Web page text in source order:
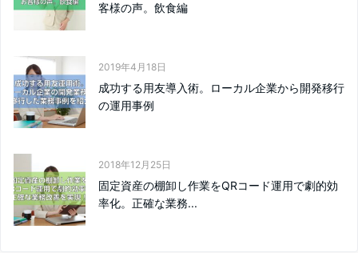
客様の声。飲食編
2019年4月18日
成功する用友導入術。ローカル企業から開発移行
の運用事例
2018年12月25日
固定資産の棚卸し作業をQRコード運用で劇的効
率化。正確な業務...